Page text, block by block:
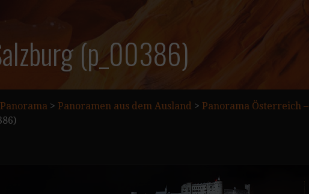
(p_00386)
Panorama > Panoramen aus dem Ausland > Panorama Österreich